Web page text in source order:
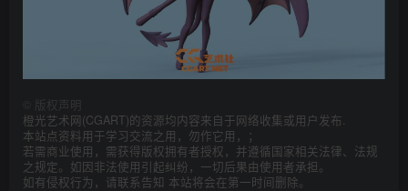
版权声明
橙光艺术网(CGART)的资源均内容来自于网络收集或用户发布.
本站点资料用于学习交流之用，勿作它用，；
若需商业使用，需获得版权拥有者授权，并遵循国家相关法律、法规
之规定。如因非法使用引起纠纷，一切后果由使用者承担。
如有侵权行为，请联系告知 本站将会在第一时间删除。